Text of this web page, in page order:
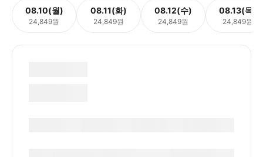
08.10(월)
24,849원
08.11(화)
24,849원
08.12(수)
24,849원
08.13(목)
24,849원